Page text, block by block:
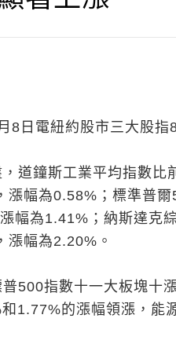
8日電紐約股市三大股指
道鐘斯工業平均指數
漲幅為0.58%；標準普
幅為1.41%；納斯達克
漲幅為2.20%。
500指數十一大板塊十
1.77%的漲幅領漲，能